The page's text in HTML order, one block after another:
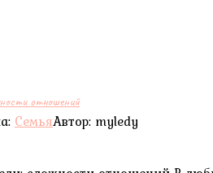
отношений
СемьяАвтор: myledy